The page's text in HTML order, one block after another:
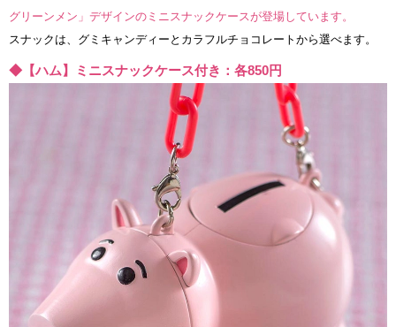
グリーンメン」デザインのミニスナックケースが登場しています。
スナックは、グミキャンディーとカラフルチョコレートから選べます。
◆【ハム】ミニスナックケース付き：各850円